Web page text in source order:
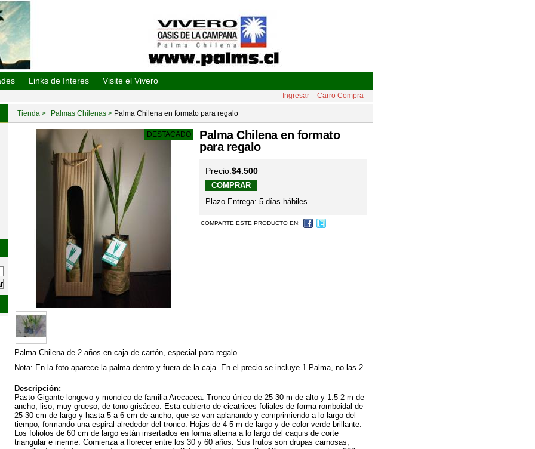
La Campana
Links de Interes Visite el Vivero
Ingresar Carro Compra
Tienda Palmas Chilenas Palma Chilena en formato para regalo
DESTACADO
Palma Chilena en formato
para regalo
Precio:$4.500
Plazo Entrega: 5 días hábiles
COMPARTE ESTE PRODUCTO EN:
Palma Chilena de 2 años en caja de cartón, especial para regalo.
Nota: En la foto aparece la palma dentro y fuera de la caja. En el precio se incluye 1 Palma, no las 2.
Descripción:
Pasto Gigante longevo y monoico de familia Arecacea. Tronco único de 25-30 m de alto y 1.5-2 m de
ancho, liso, muy grueso, de tono grisáceo. Esta cubierto de cicatrices foliales de forma romboidal de
25-30 cm de largo y hasta 5 a 6 cm de ancho, que se van aplanando y comprimiendo a lo largo del
tiempo, formando una espiral alrededor del tronco. Hojas de 4-5 m de largo y de color verde brillante.
Los foliolos de 60 cm de largo están insertados en forma alterna a lo largo del caquis de corte
triangular e inerme. Comienza a florecer entre los 30 y 60 años. Sus frutos son drupas carnosas,